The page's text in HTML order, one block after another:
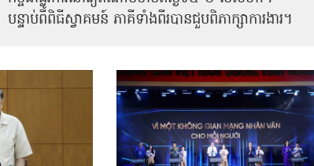
បន្ទាប់ពីពិធីស្វាគមន៍ ភាគីទាំងពីរបានជួបពិភាក្សាការងារ​។